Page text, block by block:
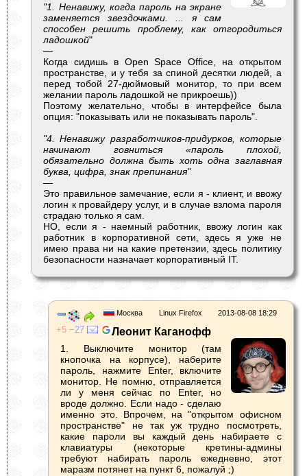
"1. Ненавижу, когда пароль на экране
заменяется звездочками. ... я сам
способен решить проблему, как отгородиться
ладошкой"
—
Когда сидишь в Open Space Office, на открытом
пространстве, и у тебя за спиной десятки людей, а
перед тобой 27-дюймовый монитор, то при всем
желании пароль ладошкой не прикроешь))
Поэтому желательно, чтобы в интерфейсе была
опция: "показывать или не показывать пароль".
"4. Ненавижу разработчиков-придурков, которые
начинают говниться «пароль плохой,
обязательно должна быть хоть одна заглавная
буква, цифра, знак препинания"
—
Это правильное замечание, если я - клиент, и ввожу
логин к провайдеру услуг, и в случае взлома пароля
страдаю только я сам.
НО, если я - наемный работник, ввожу логин как
работник в корпоративной сети, здесь я уже не
имею права ни на какие претензии, здесь политику
безопасности назначает корпоративный IT.
2013-08-08 18:29
Linux Firefox
Москва
5 27 Леонит Каганофф
1. Выключите монитор (там
кнопочка на корпусе), наберите
пароль, нажмите Enter, включите
монитор. Не помню, отправляется
ли у меня сейчас по Enter, но
вроде должно. Если надо - сделаю
именно это. Впрочем, на "открытом офисном
пространстве" не так уж трудно посмотреть,
какие пароли вы каждый день набираете с
клавиатуры (некоторые кретины-админы
требуют набирать пароль ежедневно, этот
маразм потянет на пункт 6, пожалуй ;)